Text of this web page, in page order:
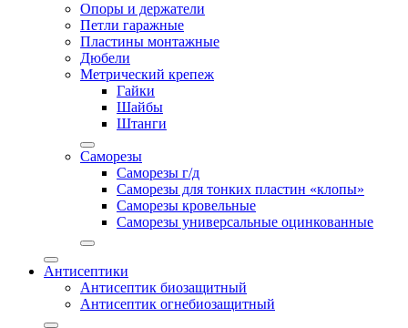
Опоры и держатели
Петли гаражные
Пластины монтажные
Дюбели
Метрический крепеж
Гайки
Шайбы
Штанги
Саморезы
Саморезы г/д
Саморезы для тонких пластин «клопы»
Саморезы кровельные
Саморезы универсальные оцинкованные
Антисептики
Антисептик биозащитный
Антисептик огнебиозащитный